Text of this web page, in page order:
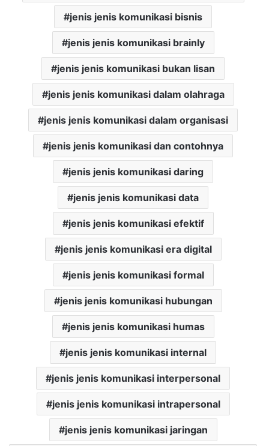
jenis jenis komunikasi bisnis
jenis jenis komunikasi brainly
jenis jenis komunikasi bukan lisan
jenis jenis komunikasi dalam olahraga
jenis jenis komunikasi dalam organisasi
jenis jenis komunikasi dan contohnya
jenis jenis komunikasi daring
jenis jenis komunikasi data
jenis jenis komunikasi efektif
jenis jenis komunikasi era digital
jenis jenis komunikasi formal
jenis jenis komunikasi hubungan
jenis jenis komunikasi humas
jenis jenis komunikasi internal
jenis jenis komunikasi interpersonal
jenis jenis komunikasi intrapersonal
jenis jenis komunikasi jaringan